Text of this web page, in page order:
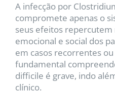
A infecção por
compromete apenas o
seus efeitos repercutem
emocional e social dos
em casos recorrentes
fundamental
difficile é grave, indo
clínico.